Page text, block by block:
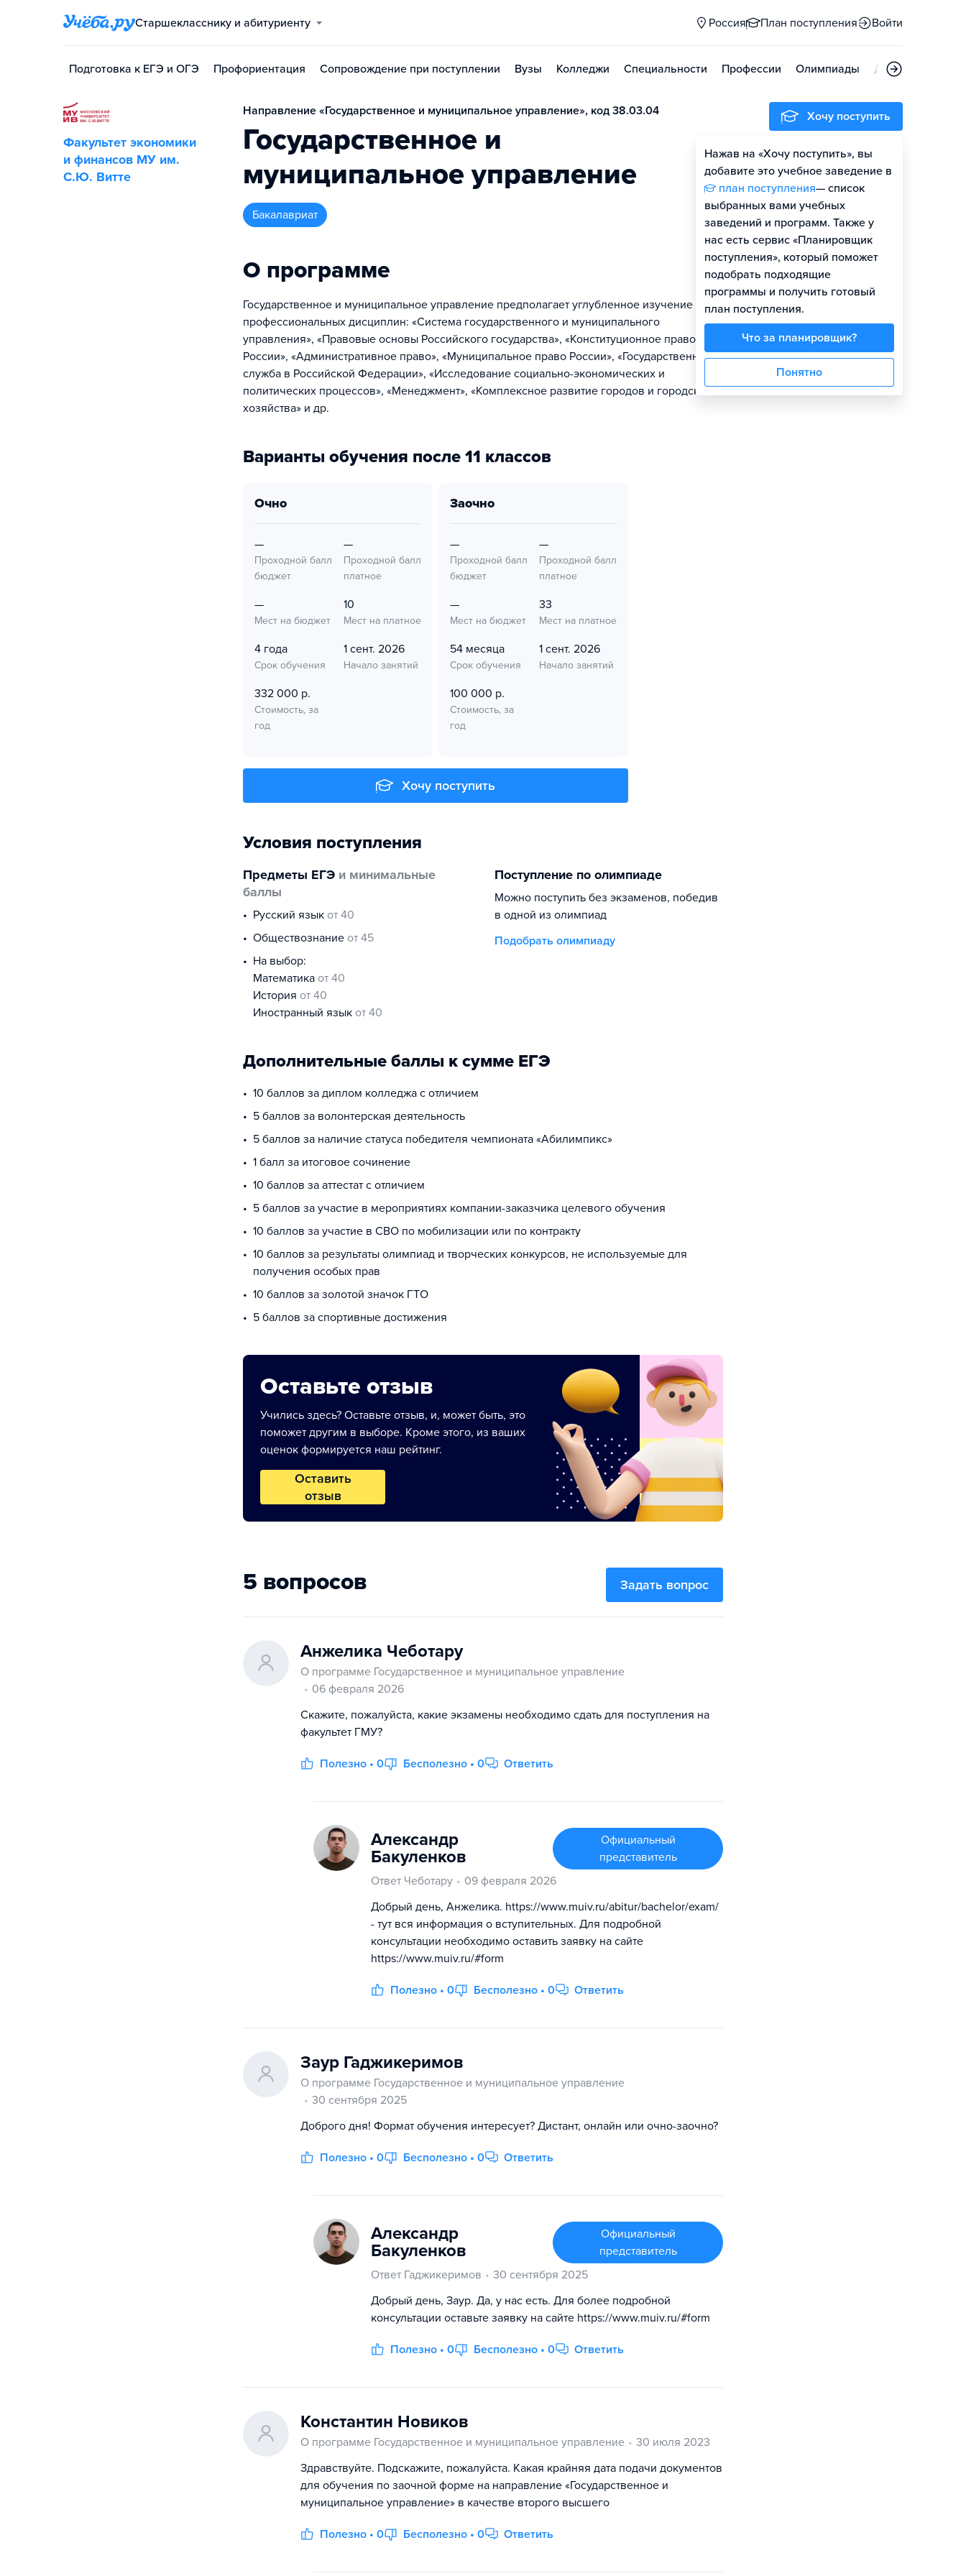
Старшекласснику и абитуриенту Россия План поступления Войти
Подготовка к ЕГЭ и ОГЭ Профориентация Сопровождение при поступлении Вузы Колледжи Специальности Профессии Олимпиады Дни открытых
Факультет экономики
и финансов МУ им.
С.Ю. Витте
Направление «Государственное и муниципальное управление», код 38.03.04
Государственное и
муниципальное управление
бакалавриат
О программе
Государственное и муниципальное управление предполагает углубленное изучение
профессиональных дисциплин: «Система государственного и муниципального
управления», «Правовые основы Российского государства», «Конституционное право
России», «Административное право», «Муниципальное право России», «Государственная
служба в Российской Федерации», «Исследование социально-экономических и
политических процессов», «Менеджмент», «Комплексное развитие городов и городского
хозяйства» и др.
Варианты обучения после 11 классов
очно
—
Проходной балл
бюджет
—
Проходной балл
платное
—
Мест на бюджет
10
Мест на платное
4 года
Срок обучения
1 сент. 2026
Начало занятий
332 000 р.
Стоимость, за
год
заочно
—
Проходной балл
бюджет
—
Проходной балл
платное
—
Мест на бюджет
33
Мест на платное
54 месяца
Срок обучения
1 сент. 2026
Начало занятий
100 000 р.
Стоимость, за
год
Хочу поступить
Условия поступления
Предметы ЕГЭ и минимальные
баллы
русский язык от 40
обществознание от 45
На выбор:
математика от 40
история от 40
иностранный язык от 40
Поступление по олимпиаде
Можно поступить без экзаменов, победив
в одной из олимпиад
Подобрать олимпиаду
Дополнительные баллы к сумме ЕГЭ
10 баллов за диплом колледжа с отличием
5 баллов за волонтерская деятельность
5 баллов за наличие статуса победителя чемпионата «Абилимпикс»
1 балл за итоговое сочинение
10 баллов за аттестат с отличием
5 баллов за участие в мероприятиях компании-заказчика целевого обучения
10 баллов за участие в СВО по мобилизации или по контракту
10 баллов за результаты олимпиад и творческих конкурсов, не используемые для
получения особых прав
10 баллов за золотой значок ГТО
5 баллов за спортивные достижения
Оставьте отзыв
Учились здесь? Оставьте отзыв, и, может быть, это
поможет другим в выборе. Кроме этого, из ваших
оценок формируется наш рейтинг.
Оставить
отзыв
5 вопросов Задать вопрос
Анжелика Чеботару
О программе Государственное и муниципальное управление
06 февраля 2026
Скажите, пожалуйста, какие экзамены необходимо сдать для поступления на
факультет ГМУ?
Полезно • 0 Бесполезно • 0 Ответить
Александр
Бакуленков
Официальный
представитель
Ответ Чеботару
09 февраля 2026
Добрый день, Анжелика. https://www.muiv.ru/abitur/bachelor/exam/
- тут вся информация о вступительных. Для подробной
консультации необходимо оставить заявку на сайте
https://www.muiv.ru/#form
Полезно • 0 Бесполезно • 0 Ответить
Заур Гаджикеримов
О программе Государственное и муниципальное управление
30 сентября 2025
Доброго дня! Формат обучения интересует? Дистант, онлайн или очно-заочно?
Полезно • 0 Бесполезно • 0 Ответить
Александр
Бакуленков
Официальный
представитель
Ответ Гаджикеримов
30 сентября 2025
Добрый день, Заур. Да, у нас есть. Для более подробной
консультации оставьте заявку на сайте https://www.muiv.ru/#form
Полезно • 0 Бесполезно • 0 Ответить
Константин Новиков
О программе Государственное и муниципальное управление
30 июля 2023
Здравствуйте. Подскажите, пожалуйста. Какая крайняя дата подачи документов
для обучения по заочной форме на направление «Государственное и
муниципальное управление» в качестве второго высшего
Полезно • 0 Бесполезно • 0 Ответить
Хочу поступить
Нажав на «Хочу поступить», вы
добавите это учебное заведение в
план поступления— список
выбранных вами учебных
заведений и программ. Также у
нас есть сервис «Планировщик
поступления», который поможет
подобрать подходящие
программы и получить готовый
план поступления.
Что за планировщик?
Понятно